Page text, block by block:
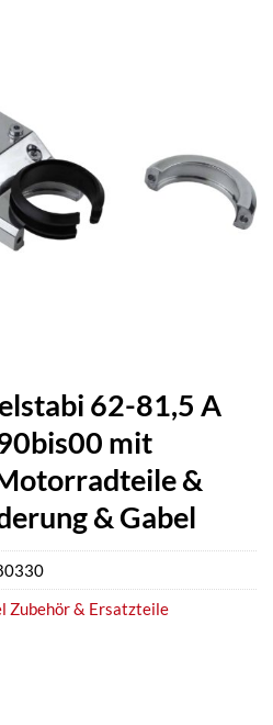
62-81,5 A
mit
&
& Gabel
Zubehör & Ersatzteile